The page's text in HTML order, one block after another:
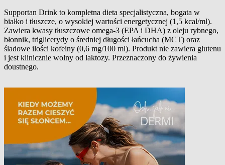
Supportan Drink to kompletna dieta specjalistyczna, bogata w
białko i tłuszcze, o wysokiej wartości energetycznej (1,5 kcal/ml).
Zawiera kwasy tłuszczowe omega-3 (EPA i DHA) z oleju rybnego,
błonnik, triglicerydy o średniej długości łańcucha (MCT) oraz
śladowe ilości kofeiny (0,6 mg/100 ml). Produkt nie zawiera glutenu
i jest klinicznie wolny od laktozy. Przeznaczony do żywienia
doustnego.